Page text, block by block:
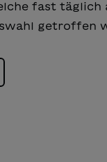
fast täglich
getroffen